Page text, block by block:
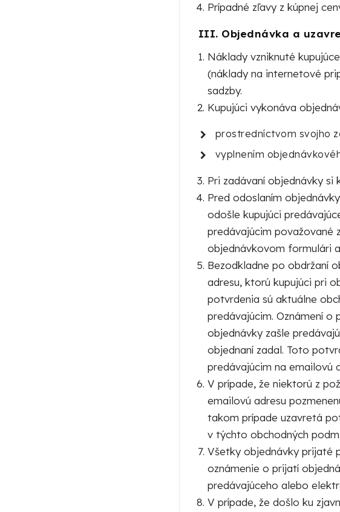
Prípadné zľavy z kúpnej
III. Objednávka a
Náklady vzniknuté
(náklady na internetové
sadzby.
Kupujúci vykonáva
prostredníctvom svojho
vyplnením
Pri zadávaní objednávky
Pred odoslaním
odošle kupujúci
predávajúcim považované
objednávkovom formulári
Bezodkladne po obdržaní
adresu, ktorú kupujúci pri
potvrdenia sú aktuálne
predávajúcim. Oznámení o
objednávky zašle
objednaní zadal. Toto
predávajúcim na emailovú
V prípade, že niektorú z
emailovú adresu
takom prípade uzavretá
v týchto obchodných
Všetky objednávky prijaté
oznámenie o prijatí
predávajúceho alebo
V prípade, že došlo ku